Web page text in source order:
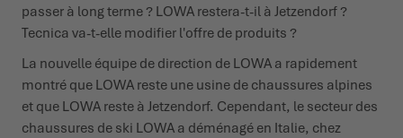
passer à long terme ? LOWA restera-t-il à Jetzendorf ?
Tecnica va-t-elle modifier l'offre de produits ?
La nouvelle équipe de direction de LOWA a rapidement
montré que LOWA reste une usine de chaussures alpines
et que LOWA reste à Jetzendorf. Cependant, le secteur des
chaussures de ski LOWA a déménagé en Italie, chez